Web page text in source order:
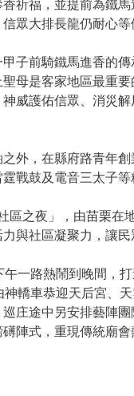
祈福，並提前為鐵
眾大排長龍仍耐心等
子前騎鐵馬進香的
母是客家地區最重
威護佑信眾、消災
外，在縣府路青年
戰鼓及電音三太子
之夜」，由苗栗在
與社區凝聚力，讓民
一路熱鬧到晚間，
轎車恭迎天后宮、
庄途中另安排藝陣
陣式，重現傳統廟